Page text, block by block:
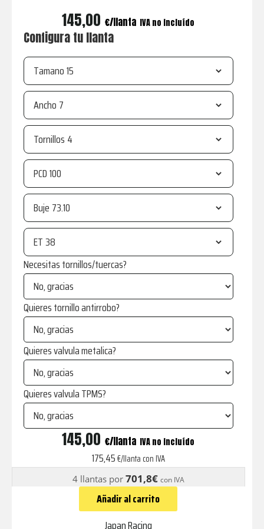
145,00 € IVA no incluído
Configura tu llanta
Tamano
Ancho
Tornillos
PCD
Buje
ET
Necesitas tornillos/tuercas?
Quieres tornillo antirrobo?
Quieres valvula metalica?
Quieres valvula TPMS?
Silver
cantidad
145,00 € IVA no incluído
175,45€/llanta con IVA
4 llantas por 701,8€ con IVA
Añadir al carrito
Japan Racing